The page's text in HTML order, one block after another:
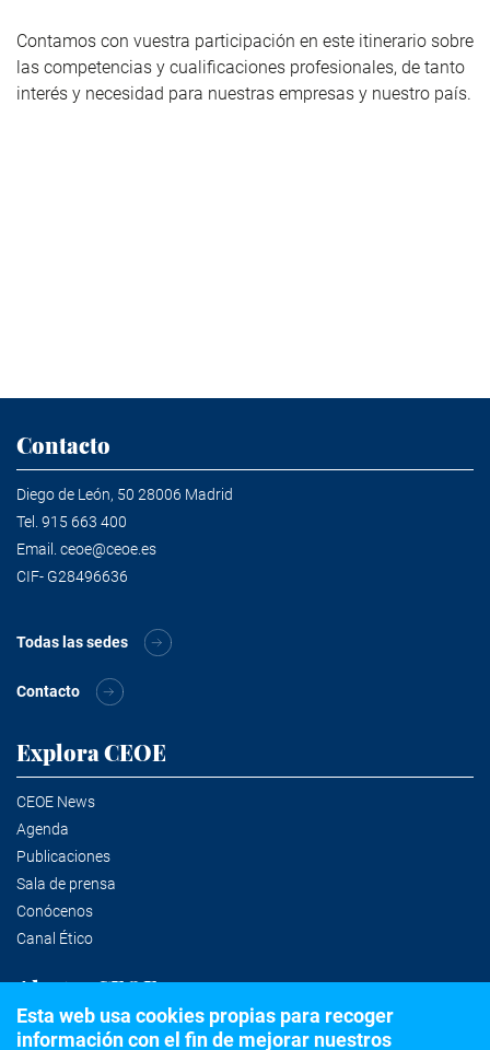
Contamos con vuestra participación en este itinerario sobre
las competencias y cualificaciones profesionales, de tanto
interés y necesidad para nuestras empresas y nuestro país.
Contacto
Diego de León, 50 28006 Madrid
Tel. 915 663 400
Email. ceoe@ceoe.es
CIF- G28496636
Todas las sedes
Contacto
Explora CEOE
CEOE News
Agenda
Publicaciones
Sala de prensa
Conócenos
Canal Ético
Alertas CEOE
Esta web usa cookies propias para recoger
información con el fin de mejorar nuestros